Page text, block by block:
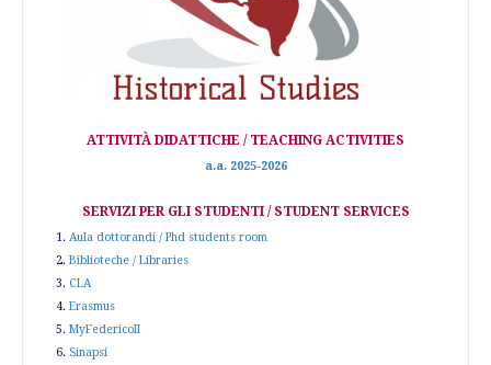
ATTIVITÀ DIDATTICHE / TEACHING ACTIVITIES
a.a. 2025-2026
SERVIZI PER GLI STUDENTI / STUDENT SERVICES
1. Aula dottorandi / Phd students room
2. Biblioteche / Libraries
3. CLA
4. Erasmus
5. MyFedericoII
6. Sinapsi